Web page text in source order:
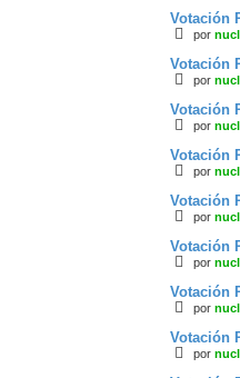
Votación
por
Votación
por
Votación
por
Votación
por
Votación
por
Votación
por
Votación
por
Votación
por